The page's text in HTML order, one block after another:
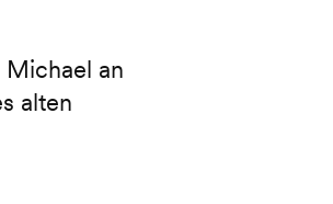
an
alten